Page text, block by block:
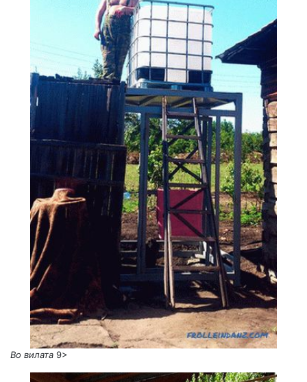
Во вилата 9>